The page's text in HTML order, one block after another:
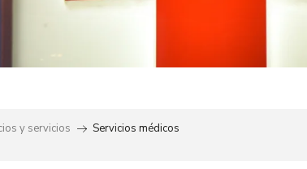
y servicios Servicios médicos